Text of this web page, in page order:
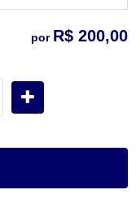
por R$ 200,00